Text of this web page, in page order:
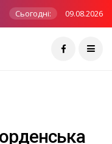
Сьогодні: 09.08.2026